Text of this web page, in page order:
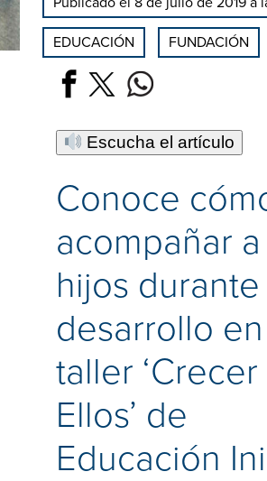
EDUCACIÓN FUNDACIÓN
Escucha el artículo
Conoce
acompañar
hijos durante
desarrollo
taller
Ellos’ de
Educación